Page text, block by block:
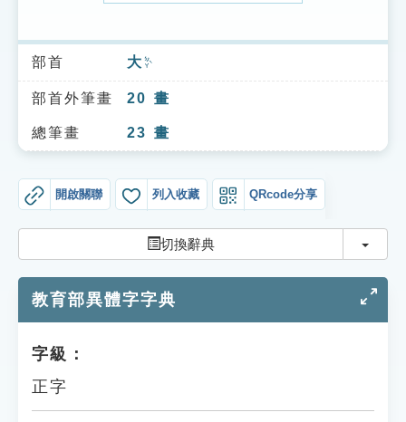
索引選單
知識索引
單字索引
貓頭鷹博士
部首 大 ㄉㄚˋ
部首外筆畫 20 畫
總筆畫 23 畫
開啟關聯 列入收藏 QRcode分享
切換辭典 切換
教育部異體字字典
字級：
正字